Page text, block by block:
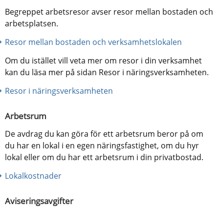
Begreppet arbetsresor avser resor mellan bostaden och
arbetsplatsen.
Resor mellan bostaden och verksamhetslokalen
Om du istället vill veta mer om resor i din verksamhet
kan du läsa mer på sidan Resor i näringsverksamheten.
Resor i näringsverksamheten
Arbetsrum
De avdrag du kan göra för ett arbetsrum beror på om
du har en lokal i en egen näringsfastighet, om du hyr
lokal eller om du har ett arbetsrum i din privatbostad.
Lokalkostnader
Aviseringsavgifter